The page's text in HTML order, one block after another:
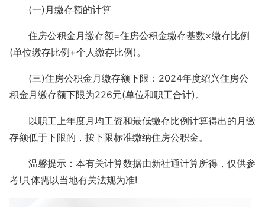
(一)月缴存额的计算
住房公积金月缴存额=住房公积金缴存基数×缴存比例
(单位缴存比例+个人缴存比例)。
(三)住房公积金月缴存额下限：2024年度绍兴住房公
积金月缴存额下限为226元(单位和职工合计)。
以职工上年度月均工资和最低缴存比例计算得出的月缴
存额低于下限的，按下限标准缴纳住房公积金。
温馨提示：本有关计算数据由新社通计算所得，仅供参
考!具体需以当地有关法规为准!